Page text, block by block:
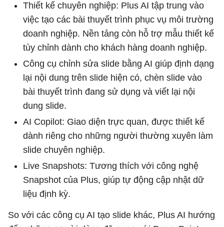
Thiết kế chuyên nghiệp: Plus AI tập trung vào
việc tạo các bài thuyết trình phục vụ môi trường
doanh nghiệp. Nền tảng còn hỗ trợ mẫu thiết kế
tùy chỉnh dành cho khách hàng doanh nghiệp.
Công cụ chỉnh sửa slide bằng AI giúp định dạng
lại nội dung trên slide hiện có, chèn slide vào
bài thuyết trình đang sử dụng và viết lại nội
dung slide.
AI Copilot: Giao diện trực quan, được thiết kế
dành riêng cho những người thường xuyên làm
slide chuyên nghiệp.
Live Snapshots: Tương thích với công nghệ
Snapshot của Plus, giúp tự động cập nhật dữ
liệu định kỳ.
So với các công cụ AI tạo slide khác, Plus AI hướng